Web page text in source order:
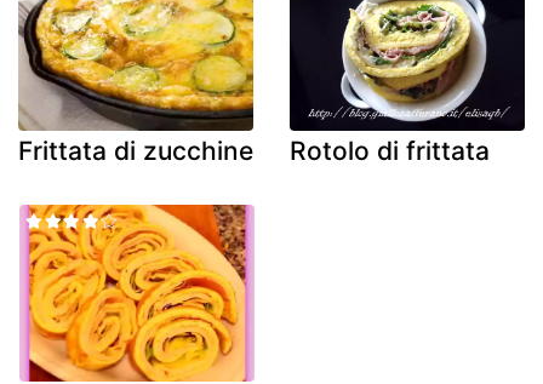
Frittata di zucchine Rotolo di frittata